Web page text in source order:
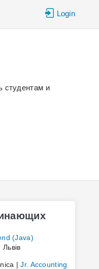
Login
студентам и
(Java)
|Jr. Accounting